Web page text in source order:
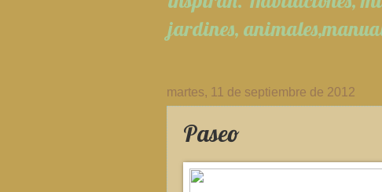
jardines,
martes, 11 de septiembre de 2012
Paseo